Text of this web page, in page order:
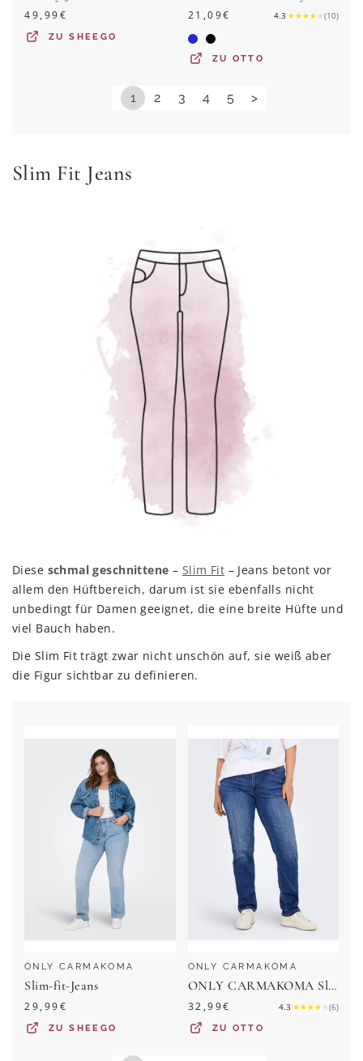
49,99€
ZUSHEEGO
21,09€ 4.3 ★★★★ ★ (10)
ZU OTTO
1 2 3 4 5 >
Slim Fit Jeans
Diese schmal geschnittene – Slim Fit – Jeans betont vor
allem den Hüftbereich, darum ist sie ebenfalls nicht
unbedingt für Damen geeignet, die eine breite Hüfte und
viel Bauch haben.
Die Slim Fit trägt zwar nicht unschön auf, sie weiß aber
die Figur sichtbar zu definieren.
ONLY CARMAKOMA
Slim-fit-Jeans
29,99€
ZUSHEEGO
ONLY CARMAKOMA
ONLY CARMAKOMA Slim-fit-Jeans CARSUI MID SLIM DNM DIA364
32,99€ 4.3 ★★★★ ★ (6)
ZU OTTO